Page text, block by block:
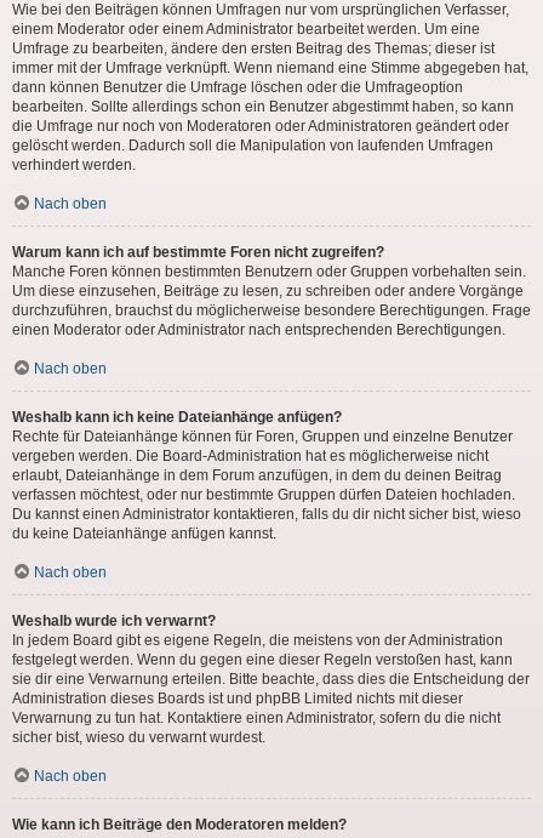
Wie bei den Beiträgen können Umfragen nur vom ursprünglichen Verfasser,
einem Moderator oder einem Administrator bearbeitet werden. Um eine
Umfrage zu bearbeiten, ändere den ersten Beitrag des Themas; dieser ist
immer mit der Umfrage verknüpft. Wenn niemand eine Stimme abgegeben hat,
dann können Benutzer die Umfrage löschen oder die Umfrageoption
bearbeiten. Sollte allerdings schon ein Benutzer abgestimmt haben, so kann
die Umfrage nur noch von Moderatoren oder Administratoren geändert oder
gelöscht werden. Dadurch soll die Manipulation von laufenden Umfragen
verhindert werden.
Nach oben
Warum kann ich auf bestimmte Foren nicht zugreifen?
Manche Foren können bestimmten Benutzern oder Gruppen vorbehalten sein.
Um diese einzusehen, Beiträge zu lesen, zu schreiben oder andere Vorgänge
durchzuführen, brauchst du möglicherweise besondere Berechtigungen. Frage
einen Moderator oder Administrator nach entsprechenden Berechtigungen.
Nach oben
Weshalb kann ich keine Dateianhänge anfügen?
Rechte für Dateianhänge können für Foren, Gruppen und einzelne Benutzer
vergeben werden. Die Board-Administration hat es möglicherweise nicht
erlaubt, Dateianhänge in dem Forum anzufügen, in dem du deinen Beitrag
verfassen möchtest, oder nur bestimmte Gruppen dürfen Dateien hochladen.
Du kannst einen Administrator kontaktieren, falls du dir nicht sicher bist, wieso
du keine Dateianhänge anfügen kannst.
Nach oben
Weshalb wurde ich verwarnt?
In jedem Board gibt es eigene Regeln, die meistens von der Administration
festgelegt werden. Wenn du gegen eine dieser Regeln verstoßen hast, kann
sie dir eine Verwarnung erteilen. Bitte beachte, dass dies die Entscheidung der
Administration dieses Boards ist und phpBB Limited nichts mit dieser
Verwarnung zu tun hat. Kontaktiere einen Administrator, sofern du die nicht
sicher bist, wieso du verwarnt wurdest.
Nach oben
Wie kann ich Beiträge den Moderatoren melden?